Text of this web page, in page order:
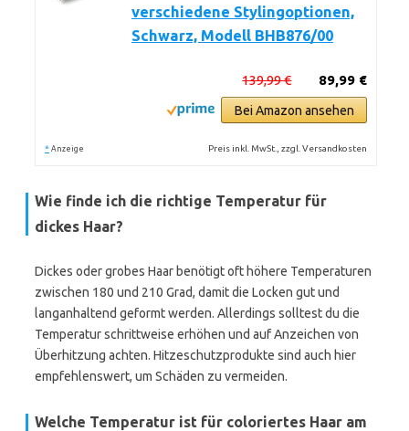
verschiedene Stylingoptionen,
Schwarz, Modell BHB876/00
89,99 €
139,99 €
Bei Amazon ansehen
* Anzeige Preis inkl. MwSt., zzgl. Versandkosten
Wie finde ich die richtige Temperatur für
dickes Haar?
Dickes oder grobes Haar benötigt oft höhere Temperaturen
zwischen 180 und 210 Grad, damit die Locken gut und
langanhaltend geformt werden. Allerdings solltest du die
Temperatur schrittweise erhöhen und auf Anzeichen von
Überhitzung achten. Hitzeschutzprodukte sind auch hier
empfehlenswert, um Schäden zu vermeiden.
Welche Temperatur ist für coloriertes Haar am